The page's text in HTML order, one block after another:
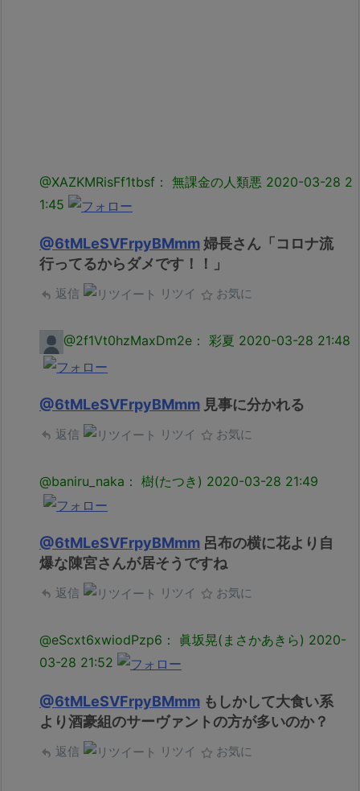
@XAZKMRisFf1tbsf： 無課金の人類悪 2020-03-28 2
1:45
@6tMLeSVFrpyBMmm婦長さん「コロナ流
行ってるからダメです！！」
返信 リツイ お気に
@2f1Vt0hzMaxDm2e： 彩夏 2020-03-28 21:48
@6tMLeSVFrpyBMmm 見事に分かれる
返信 リツイ お気に
@baniru_naka： 樹(たつき) 2020-03-28 21:49
@6tMLeSVFrpyBMmm 呂布の横に花より自
爆な陳宮さんが居そうですね
返信 リツイ お気に
@eScxt6xwiodPzp6： 眞坂晃(まさかあきら) 2020-
03-28 21:52
@6tMLeSVFrpyBMmm もしかして大食い系
より酒豪組のサーヴァントの方が多いのか？
返信 リツイ お気に